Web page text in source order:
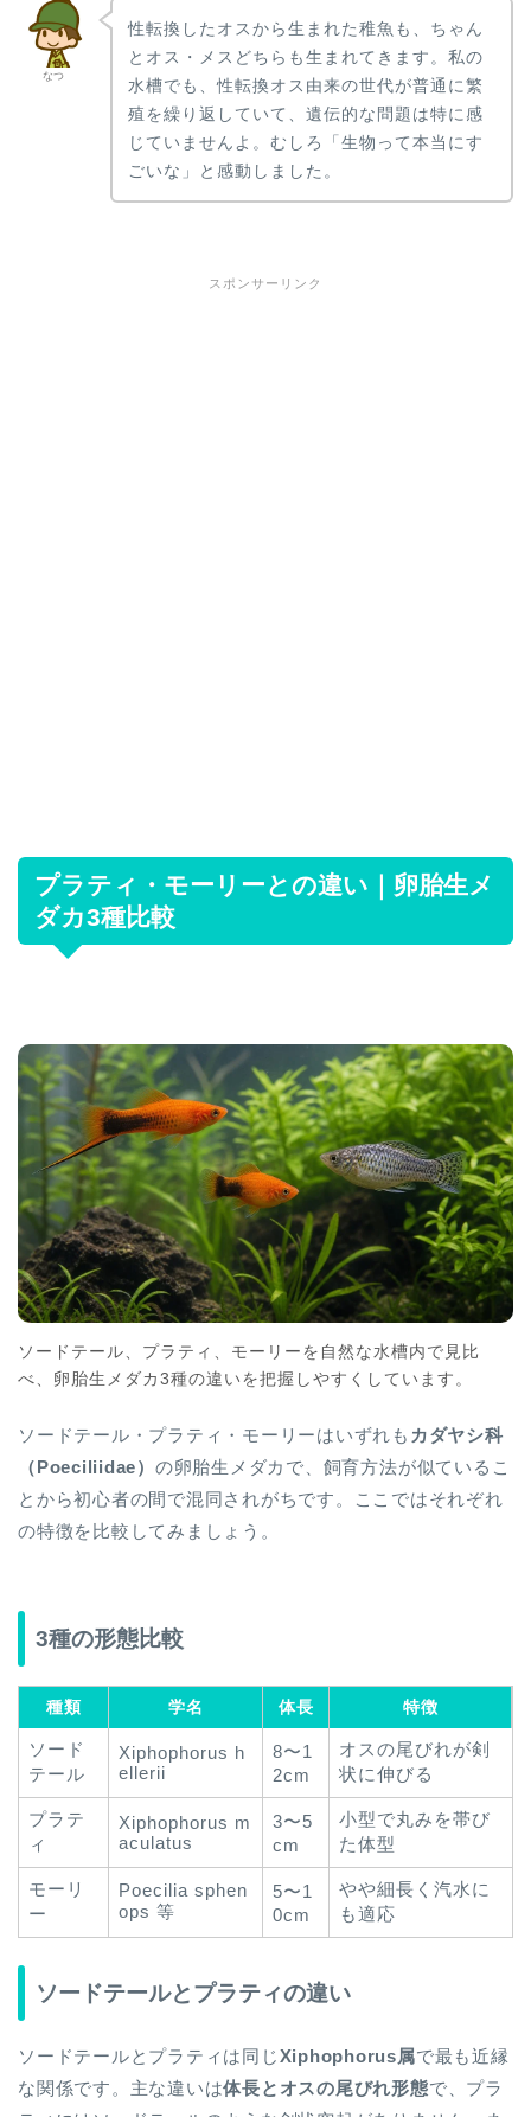
なつ
性転換したオスから生まれた稚魚も、ちゃん
とオス・メスどちらも生まれてきます。私の
水槽でも、性転換オス由来の世代が普通に繁
殖を繰り返していて、遺伝的な問題は特に感
じていませんよ。むしろ「生物って本当にす
ごいな」と感動しました。
スポンサーリンク
プラティ・モーリーとの違い｜卵胎生メ
ダカ3種比較
ソードテール、プラティ、モーリーを自然な水槽内で見比
べ、卵胎生メダカ3種の違いを把握しやすくしています。
ソードテール・プラティ・モーリーはいずれも カダヤシ科
（Poeciliidae） の卵胎生メダカで、飼育方法が似ているこ
とから初心者の間で混同されがちです。ここではそれぞれ
の特徴を比較してみましょう。
3種の形態比較
種類 学名 体長 特徴
ソード
テール
Xiphophorus h
ellerii
8〜1
2cm
オスの尾びれが剣
状に伸びる
プラテ
ィ
Xiphophorus m
aculatus
3〜5
cm
小型で丸みを帯び
た体型
モーリ
ー
Poecilia sphen
ops 等
5〜1
0cm
やや細長く汽水に
も適応
ソードテールとプラティの違い
ソードテールとプラティは同じXiphophorus属で最も近縁
な関係です。主な違いは体長とオスの尾びれ形態で、プラ